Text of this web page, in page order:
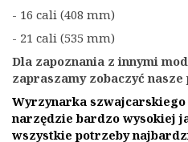
- 16 cali (408 mm)
- 21 cali (535 mm)
Dla zapoznania z innymi
zapraszamy zobaczyć nasze
Wyrzynarka
narzędzie bardzo wysokiej
wszystkie potrzeby